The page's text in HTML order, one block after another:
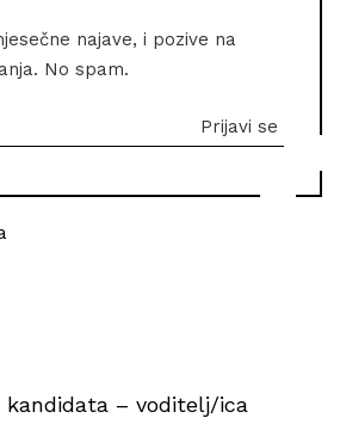
najave, i pozive na
No spam.
kandidata – voditelj/ica